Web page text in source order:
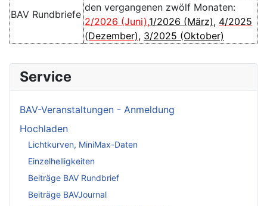
BAV Rundbriefe
den vergangenen zwölf Monaten:
2/2026 (Juni),1/2026 (März), 4/2025
(Dezember), 3/2025 (Oktober)
Service
BAV-Veranstaltungen - Anmeldung
Hochladen
Lichtkurven, MiniMax-Daten
Einzelhelligkeiten
Beiträge BAV Rundbrief
Beiträge BAVJournal